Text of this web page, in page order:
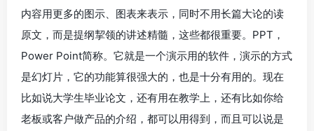
内容用更多的图示、图表来表示，同时不用长篇大论的读
原文，而是提纲挈领的讲述精髓，这些都很重要。PPT，
Power Point简称。它就是一个演示用的软件，演示的方式
是幻灯片，它的功能算很强大的，也是十分有用的。现在
比如说大学生毕业论文，还有用在教学上，还有比如你给
老板或客户做产品的介绍，都可以用得到，而且可以说是